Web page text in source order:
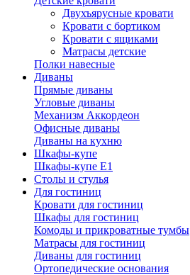
Двухъярусные кровати
Кровати с бортиком
Кровати с ящиками
Матрасы детские
Полки навесные
Диваны
Прямые диваны
Угловые диваны
Механизм Аккордеон
Офисные диваны
Диваны на кухню
Шкафы-купе
Шкафы-купе Е1
Столы и стулья
Для гостиниц
Кровати для гостиниц
Шкафы для гостиниц
Комоды и прикроватные тумбы
Матрасы для гостиниц
Диваны для гостиниц
Ортопедические основания